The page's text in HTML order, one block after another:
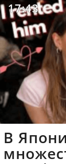
17:43
В